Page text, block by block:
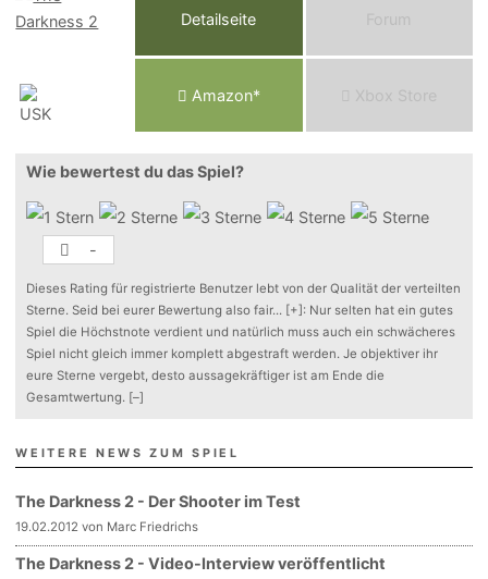
Detailseite Forum
Amazon* Xbox Store
Wie bewertest du das Spiel?
-
Dieses Rating für registrierte Benutzer lebt von der Qualität der verteilten
Sterne. Seid bei eurer Bewertung also fair... [+]: Nur selten hat ein gutes
Spiel die Höchstnote verdient und natürlich muss auch ein schwächeres
Spiel nicht gleich immer komplett abgestraft werden. Je objektiver ihr
eure Sterne vergebt, desto aussagekräftiger ist am Ende die
Gesamtwertung. [–]
WEITERE NEWS ZUM SPIEL
The Darkness 2 - Der Shooter im Test
19.02.2012 von Marc Friedrichs
The Darkness 2 - Video-Interview veröffentlicht